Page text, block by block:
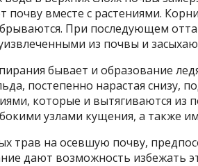
почву вместе с растениями.
При последующем
из почвы и
бывает и образование
постепенно нарастая снизу,
которые и вытягиваются
узлами кущения, а также
трав на осевшую почву,
дают возможность избежать